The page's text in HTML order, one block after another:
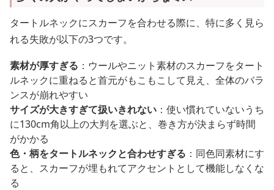
タートルネックにスカーフを合わせる際に、特に多く見ら
れる失敗が以下の3つです。
素材が厚すぎる ：ウールやニット素材のスカーフをタート
ルネックに重ねると首元がもこもこして見え、全体のバラ
ンスが崩れやすい
サイズが大きすぎて扱いきれない ：使い慣れていないうち
に130cm角以上の大判を選ぶと、巻き方が決まらず時間
がかかる
色・柄をタートルネックと合わせすぎる ：同色同素材にす
ると、スカーフが埋もれてアクセントとして機能しなくな
る